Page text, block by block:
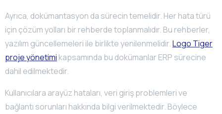
Ayrıca, dokümantasyon da sürecin temelidir. Her hata türü
için çözüm yolları bir rehberde toplanmalıdır. Bu rehberler,
yazılım güncellemeleri ile birlikte yenilenmelidir.Logo Tiger
proje yönetimi kapsamında bu dokümanlar ERP sürecine
dahil edilmektedir.
Kullanıcılara arayüz hataları, veri giriş problemleri ve
bağlantı sorunları hakkında bilgi verilmektedir. Böylece